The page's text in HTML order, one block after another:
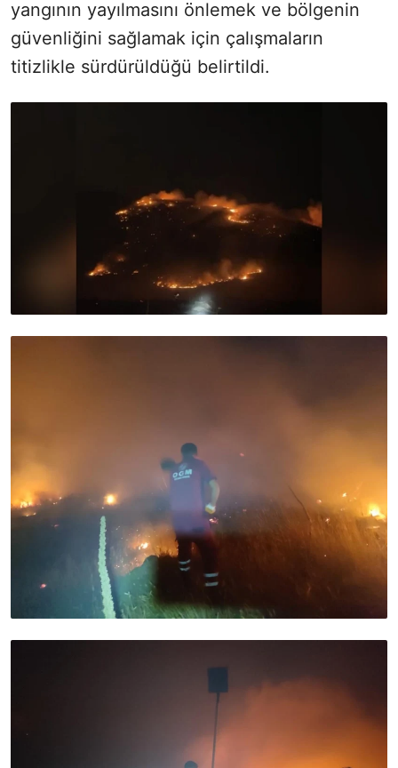
yangının yayılmasını önlemek ve bölgenin
güvenliğini sağlamak için çalışmaların
titizlikle sürdürüldüğü belirtildi.